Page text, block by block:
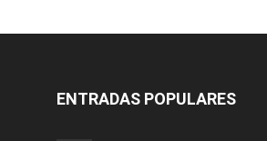
ENTRADAS POPULARES